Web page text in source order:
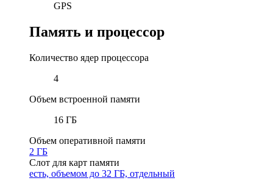
GPS
Память и процессор
Количество ядер процессора
4
Объем встроенной памяти
16 ГБ
Объем оперативной памяти
2 ГБ
Слот для карт памяти
есть, объемом до 32 ГБ, отдельный